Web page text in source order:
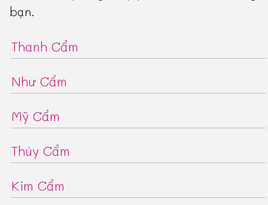
bạn.
Thanh Cẩm
Như Cẩm
Mỹ Cẩm
Thúy Cẩm
Kim Cẩm